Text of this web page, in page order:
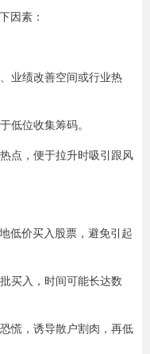
因素：
业绩改善空间或行业热
低位收集筹码。
点，便于拉升时吸引跟风
低价买入股票，避免引起
买入，时间可能长达数
慌，诱导散户割肉，再低